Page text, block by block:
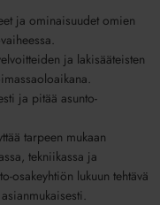
ja ominaisuudet omien
ja lakisääteisten
ja pitää asunto-
tarpeen mukaan
tekniikassa ja
osakeyhtiön lukuun tehtävä